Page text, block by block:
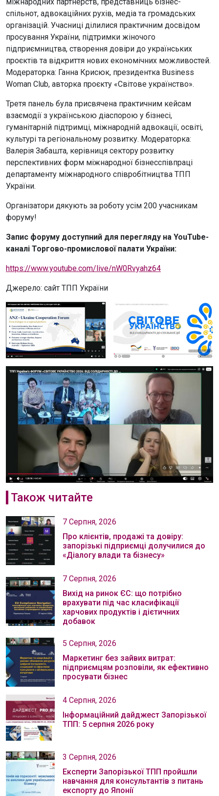
спільнот, адвокаційних рухів, медіа та громадських
організацій. Учасниці ділилися практичним досвідом
просування України, підтримки жіночого
підприємництва, створення довіри до українських
проєктів та відкриття нових економічних можливостей.
Модераторка: Ганна Крисюк, президентка Business
Woman Club, авторка проєкту «Світове українство».
Третя панель була присвячена практичним кейсам
взаємодії з українською діаспорою у бізнесі,
гуманітарній підтримці, міжнародній адвокації, освіті,
культурі та регіональному розвитку. Модераторка:
Валерія Забашта, керівниця сектору розвитку
перспективних форм міжнародної бізнесспівпраці
департаменту міжнародного співробітництва ТПП
України.
Організатори дякують за роботу усім 200 учасникам
форуму!
Запис форуму доступний для перегляду на YouTube-
каналі Торгово-промислової палати України:
https://www.youtube.com/live/nW0Rvyahz64
Джерело: сайт ТПП України
Також читайте
7 Серпня, 2026
Про клієнтів, продажі та довіру:
запорізькі підприємці долучилися до
«Діалогу влади та бізнесу»
7 Серпня, 2026
Вихід на ринок ЄС: що потрібно
врахувати під час класифікації
харчових продуктів і дієтичних
добавок
5 Серпня, 2026
Маркетинг без зайвих витрат:
підприємцям розповіли, як ефективно
просувати бізнес
4 Серпня, 2026
Інформаційний дайджест Запорізької
ТПП: 5 серпня 2026 року
3 Серпня, 2026
Експерти Запорізької ТПП пройшли
навчання для консультантів з питань
експорту до Японії